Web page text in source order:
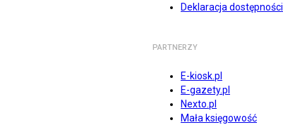
Deklaracja dostępności
PARTNERZY
E-kiosk.pl
E-gazety.pl
Nexto.pl
Mała księgowość